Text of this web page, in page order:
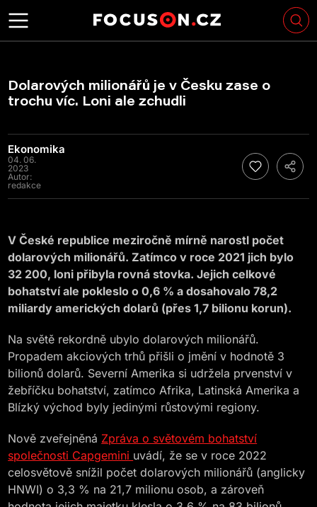
Dolarových milionářů je v Česku zase o
trochu víc. Loni ale zchudli
Ekonomika
04. 06.
2023
Autor:
redakce
V České republice meziročně mírně narostl počet
dolarových milionářů. Zatímco v roce 2021 jich bylo
32 200, loni přibyla rovná stovka. Jejich celkové
bohatství ale pokleslo o 0,6 % a dosahovalo 78,2
miliardy amerických dolarů (přes 1,7 bilionu korun).
Na světě rekordně ubylo dolarových milionářů.
Propadem akciových trhů přišli o jmění v hodnotě 3
bilionů dolarů. Severní Amerika si udržela prvenství v
žebříčku bohatství, zatímco Afrika, Latinská Amerika a
Blízký východ byly jedinými růstovými regiony.
Nově zveřejněná Zpráva o světovém bohatství
společnosti Capgemini uvádí, že se v roce 2022
celosvětově snížil počet dolarových milionářů (anglicky
HNWI) o 3,3 % na 21,7 milionu osob, a zároveň